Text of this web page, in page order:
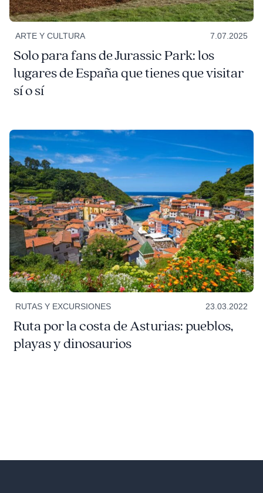
ARTE Y CULTURA 7.07.2025
Solo para fans de Jurassic Park: los
lugares de España que tienes que visitar
sí o sí
RUTAS Y EXCURSIONES 23.03.2022
Ruta por la costa de Asturias: pueblos,
playas y dinosaurios